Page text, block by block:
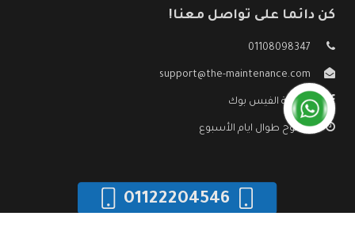
كن دائما على تواصل معنا!
01108098347
support@the-maintenance.com
صفحة الفيس بوك
مفتوح طوال ايام الأسبوع
01122204546